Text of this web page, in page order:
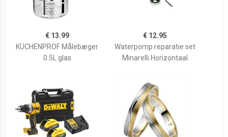
€ 13.99
KÜCHENPROF Målebæger
0.5L glas
€ 12.95
Waterpomp reparatie set
Minarelli Horizontaal